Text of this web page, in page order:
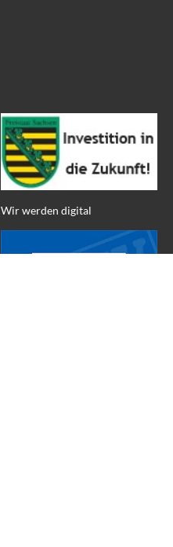
Wir werden digital